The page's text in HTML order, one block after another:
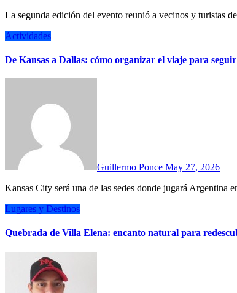
La segunda edición del evento reunió a vecinos y turistas
Actividades
De Kansas a Dallas: cómo organizar el viaje para
Guillermo Ponce May 27, 2026
Kansas City será una de las sedes donde jugará
Lugares y Destinos
Quebrada de Villa Elena: encanto natural para